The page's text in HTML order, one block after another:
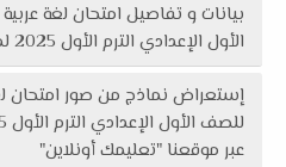
بيانات و تفاصيل امتحان لغة
الأول الإعدادي الترم الأول 2025 لمستر عماد حسن :
إستعراض نماذج من صور امتحان
عبر موقعنا "تعليمك أونلاين"